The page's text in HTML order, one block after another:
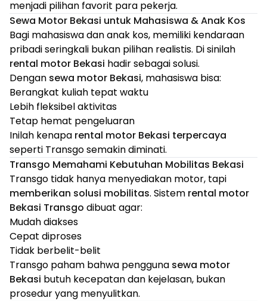
menjadi pilihan favorit para pekerja.
Sewa Motor Bekasi untuk Mahasiswa & Anak Kos
Bagi mahasiswa dan anak kos, memiliki kendaraan
pribadi seringkali bukan pilihan realistis. Di sinilah
rental motor Bekasi hadir sebagai solusi.
Dengan sewa motor Bekasi, mahasiswa bisa:
Berangkat kuliah tepat waktu
Lebih fleksibel aktivitas
Tetap hemat pengeluaran
Inilah kenapa rental motor Bekasi terpercaya
seperti Transgo semakin diminati.
Transgo Memahami Kebutuhan Mobilitas Bekasi
Transgo tidak hanya menyediakan motor, tapi
memberikan solusi mobilitas. Sistem rental motor
Bekasi Transgo dibuat agar:
Mudah diakses
Cepat diproses
Tidak berbelit-belit
Transgo paham bahwa pengguna sewa motor
Bekasi butuh kecepatan dan kejelasan, bukan
prosedur yang menyulitkan.